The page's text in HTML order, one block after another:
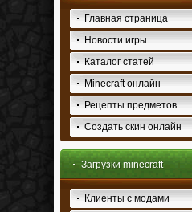
Главная страница
Новости игры
Каталог статей
Minecraft онлайн
Рецепты предметов
Создать скин онлайн
Загрузки minecraft
Клиенты с модами